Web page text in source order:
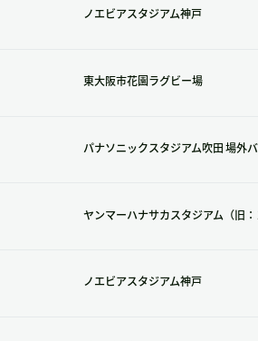
ノエビアスタジアム神戸
東大阪市花園ラグビー場
パナソニックスタジアム吹田 場外
ヤンマーハナサカスタジアム（旧：
ノエビアスタジアム神戸